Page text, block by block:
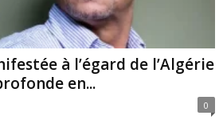
à l’égard de l’Algérie
en...
0